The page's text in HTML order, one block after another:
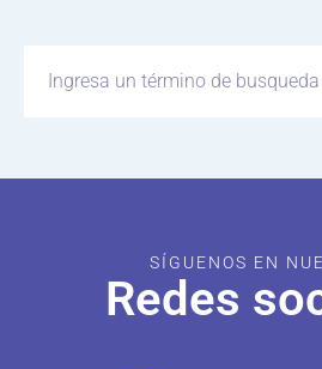
SÍGUENOS EN
Redes